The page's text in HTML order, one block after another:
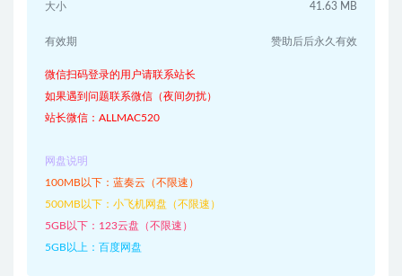
大小 41.63 MB
有效期 赞助后后永久有效
微信扫码登录的用户请联系站长
如果遇到问题联系微信（夜间勿扰）
站长微信：ALLMAC520
网盘说明
100MB以下：蓝奏云（不限速）
500MB以下：小飞机网盘（不限速）
5GB以下：123云盘（不限速）
5GB以上：百度网盘